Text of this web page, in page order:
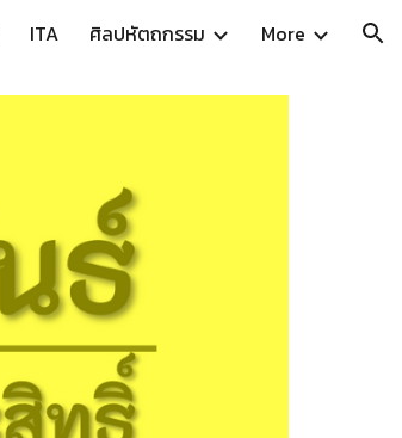
ITA ศิลปหัตถกรรม More